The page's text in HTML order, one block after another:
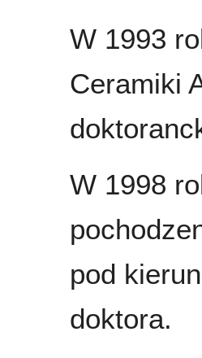
W 1993
Ceramiki
W 1998
pod
doktora.